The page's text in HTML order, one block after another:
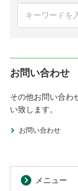
お問い合わせ
その他お問い合わ
い致します。
お問い合わせ
メニュー